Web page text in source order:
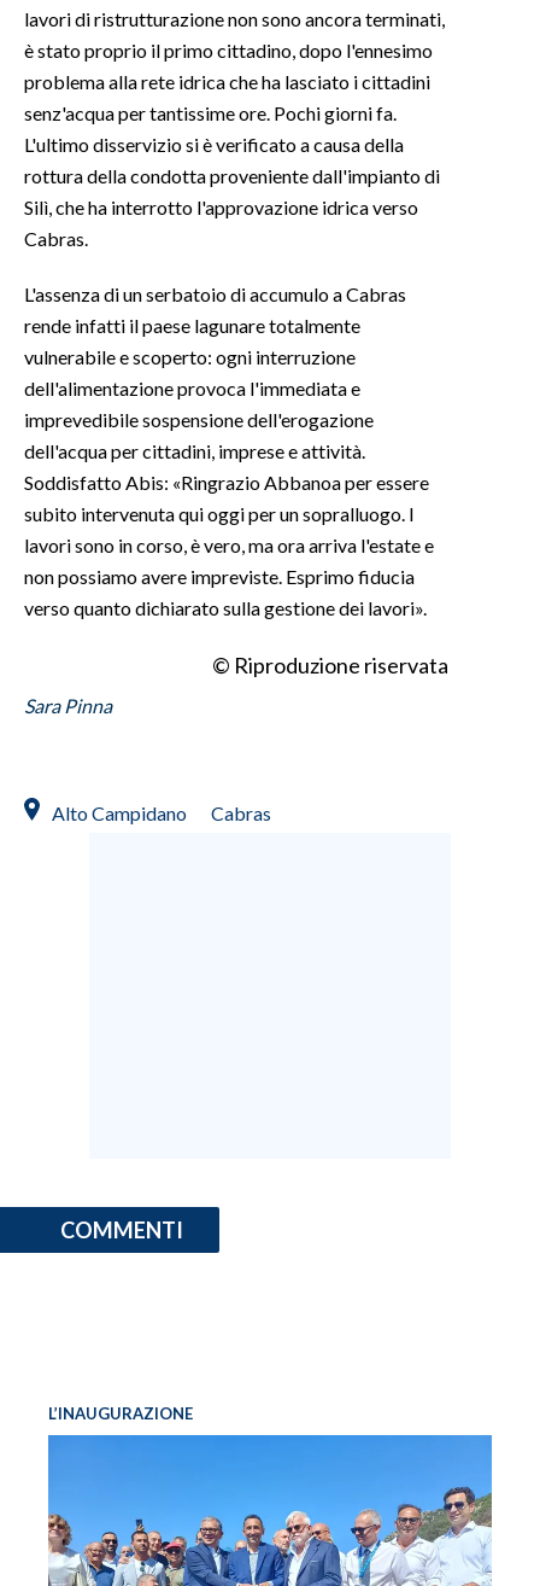
INFO AZIENDE
ABBONATI
ANNUNCI
NECROLOGI
SPIAGGE
STORE
lavori di ristrutturazione non sono ancora terminati,
è stato proprio il primo cittadino, dopo l'ennesimo
problema alla rete idrica che ha lasciato i cittadini
senz'acqua per tantissime ore. Pochi giorni fa.
L'ultimo disservizio si è verificato a causa della
rottura della condotta proveniente dall'impianto di
Silì, che ha interrotto l'approvazione idrica verso
Cabras.
L'assenza di un serbatoio di accumulo a Cabras
rende infatti il ​​paese lagunare totalmente
vulnerabile e scoperto: ogni interruzione
dell'alimentazione provoca l'immediata e
imprevedibile sospensione dell'erogazione
dell'acqua per cittadini, imprese e attività.
Soddisfatto Abis: «Ringrazio Abbanoa per essere
subito intervenuta qui oggi per un sopralluogo. I
lavori sono in corso, è vero, ma ora arriva l'estate e
non possiamo avere impreviste. Esprimo fiducia
verso quanto dichiarato sulla gestione dei lavori».
© Riproduzione riservata
Sara Pinna
Alto Campidano Cabras
COMMENTI
L’INAUGURAZIONE